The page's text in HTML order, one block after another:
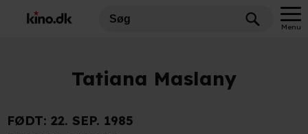
Menu
Tatiana Maslany
FØDT: 22. SEP. 1985